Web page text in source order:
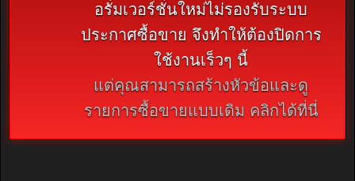
อรั่มเวอร์ชั่นใหม่ไม่รองรับระบบ
ประกาศซื้อขาย จึงทำให้ต้องปิดการ
ใช้งานเร็วๆ นี้
แต่คุณสามารถสร้างหัวข้อและดู
รายการซื้อขายแบบเดิม คลิกได้ที่นี่